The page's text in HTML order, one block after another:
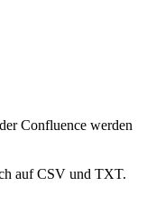
Confluence werden
auf CSV und TXT.